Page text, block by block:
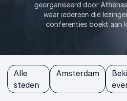
georganiseerd door
waar iedereen die
conferenties boekt aan
Alle
steden
Amsterdam